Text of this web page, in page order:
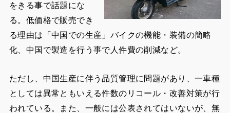
をきる事で話題にな
る。低価格で販売でき
る理由は「中国での生産」バイクの機能・装備の簡略
化、中国で製造を行う事で人件費の削減など。
ただし、中国生産に伴う品質管理に問題があり、一車種
としては異常ともいえる件数のリコール・改善対策が行
われている。また、一般には公表されてはいないが、無